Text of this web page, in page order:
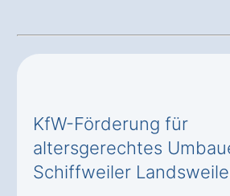
KfW-Förderung für
altersgerechtes
Schiffweiler